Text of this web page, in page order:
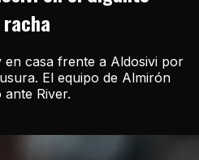
en casa frente a Aldosivi por
El equipo de Almirón
River.